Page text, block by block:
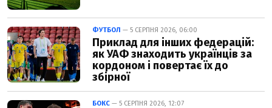
ФУТБОЛ — 5 СЕРПНЯ 2026, 06:00
Приклад для інших федерацій:
як УАФ знаходить українців за
кордоном і повертає їх до
збірної
БОКС — 5 СЕРПНЯ 2026, 12:07